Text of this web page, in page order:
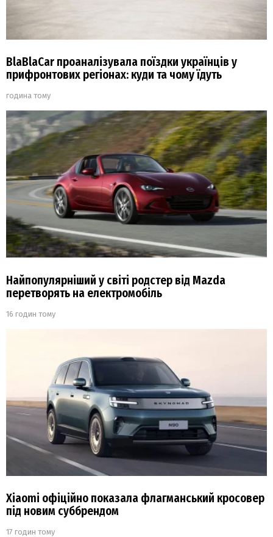
BlaBlaCar проаналізувала поїздки українців у
прифронтових регіонах: куди та чому їдуть
година тому
Найпопулярніший у світі родстер від Mazda
перетворять на електромобіль
16 годин тому
Xiaomi офіційно показала флагманський кросовер
під новим суббрендом
17 годин тому